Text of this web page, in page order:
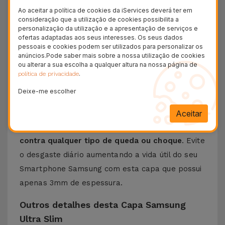
Eis aCapa Ultra Slim para Samsung, a escolha
ideal para quem procura proteger de forma
discreta e eficaz o seu telemóvel. Com um
design minimalista e elegante, esta capa
Samsung foi feita com o objetivo de dar
segurança ao equipamento sem adicionar volume
Criada a partir de materiais de alta qualidade, a
assegura proteção
contra qualquer tipo de queda ou choque. Evite
o desgaste diário aumentando a vida útil do seu
Smartphone Samsung com esta capa que possui
apenas 3mm de espessura.
Outros detalhes desta Capa Samsung
Ultra Slim
Ao aceitar a política de cookies da iServices deverá ter em
consideração que a utilização de cookies possibilita a
personalização da utilização e a apresentação de serviços e
ofertas adaptadas aos seus interesses. Os seus dados
pessoais e cookies podem ser utilizados para personalizar os
anúncios.Pode saber mais sobre a nossa utilização de cookies
ou alterar a sua escolha a qualquer altura na nossa página de
política de privacidade.
Deixe-me escolher
Aceitar